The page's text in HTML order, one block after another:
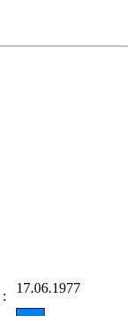
:
17.06.1977